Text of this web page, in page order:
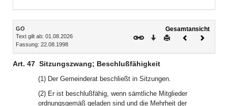
Inhalt
GO
Text gilt ab: 01.08.2026
Fassung: 22.08.1998
Gesamtansicht
Download
DruckenVorheriges
Art. 47 Sitzungszwang; Beschlußfähigkeit
(1) Der Gemeinderat beschließt in Sitzungen.
(2) Er ist beschlußfähig, wenn sämtliche Mitglieder
ordnungsgemäß geladen sind und die Mehrheit der